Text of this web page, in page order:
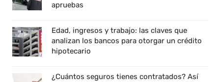
apruebas
Edad, ingresos y trabajo: las claves que
analizan los bancos para otorgar un crédito
hipotecario
¿Cuántos seguros tienes contratados? Así